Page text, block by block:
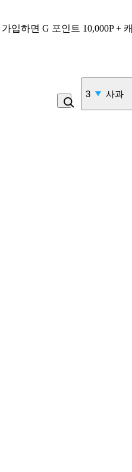
입하면 G 포인트 10,000P +
3 사과